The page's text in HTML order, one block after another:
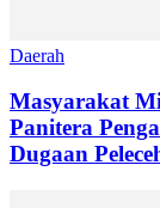
Daerah
Masyarakat
Panitera
Dugaan